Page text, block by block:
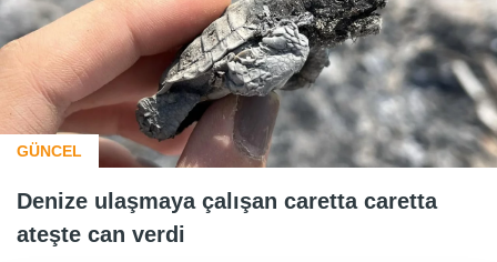
GÜNCEL
Denize ulaşmaya çalışan caretta caretta
ateşte can verdi